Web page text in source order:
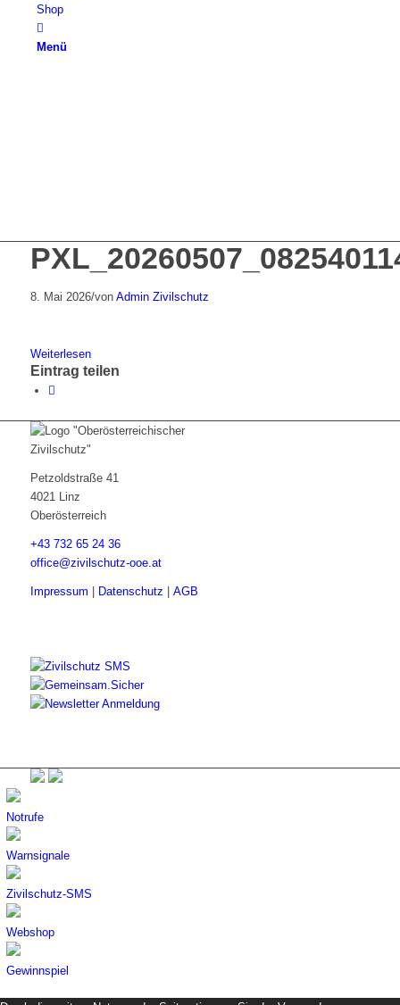
Shop
Menü
8. Mai 2026/von Admin Zivilschutz
Weiterlesen
Eintrag teilen
Petzoldstraße 41
4021 Linz
Oberösterreich
+43 732 65 24 36
office@zivilschutz-ooe.at
Impressum Datenschutz AGB
Notrufe
Warnsignale
Zivilschutz-SMS
Webshop
Gewinnspiel